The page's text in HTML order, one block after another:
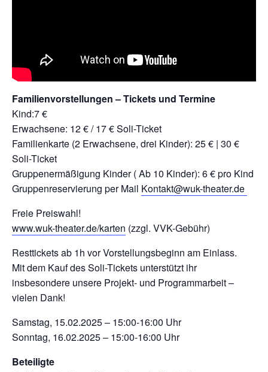
Familienvorstellungen – Tickets und Termine
Kind:7 €
Erwachsene: 12 € / 17 € Soli-Ticket
Familienkarte (2 Erwachsene, drei Kinder): 25 € | 30 €
Soli-Ticket
Gruppenermäßigung Kinder ( Ab 10 Kinder): 6 € pro Kind
Gruppenreservierung per Mail Kontakt@wuk-theater.de
Freie Preiswahl!
www.wuk-theater.de/karten (zzgl. VVK-Gebühr)
Resttickets ab 1h vor Vorstellungsbeginn am Einlass.
Mit dem Kauf des Soli-Tickets unterstützt ihr
insbesondere unsere Projekt- und Programmarbeit –
vielen Dank!
Samstag, 15.02.2025 – 15:00-16:00 Uhr
Sonntag, 16.02.2025 – 15:00-16:00 Uhr
Beteiligte